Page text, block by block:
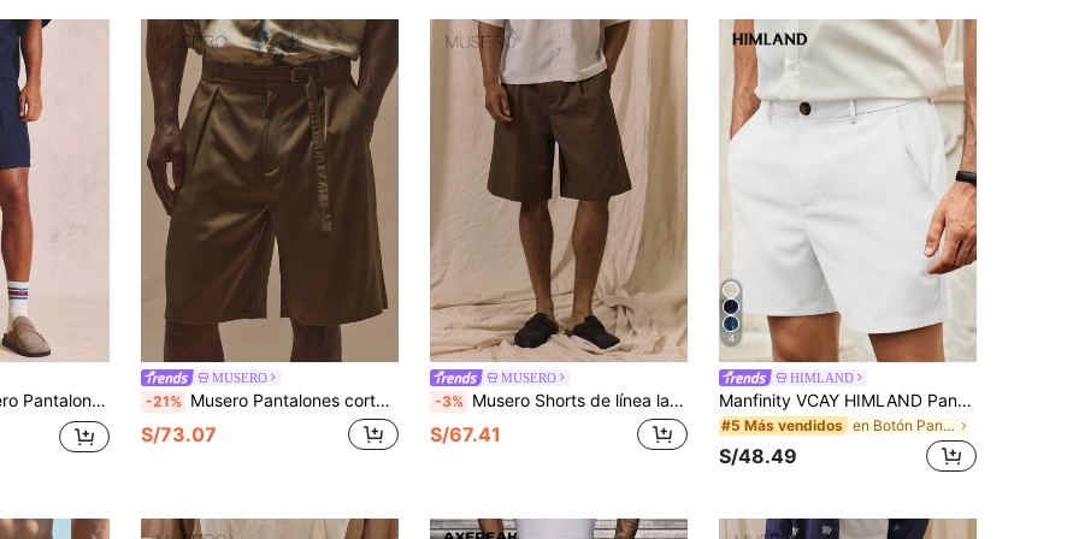
angulares delanteros, trabillas para cinturón, esenciales de primavera y verano, solo pantalones cortos coordinados
MUSERO
-21% Musero Pantalones cortos plisados con cinturón de estilo inteligente, de línea larga y holgados, esenciales de primavera y verano para vacaciones
S/73.07
MUSERO
-3% Musero Shorts de línea larga con pliegues delanteros y cierre de botones, esenciales de primavera y verano
S/67.41
4
HIMLAND
Manfinity VCAY HIMLAND Pantalones cortos casuales para hombre con cremallera, estilo de negocios y de oficina, unicolor, con bolsillos, versátiles, fáciles de combinar, esenciales para el armario de verano, look relajado, básico diario, prenda imprescindible, estilo versátil, pantalones cortos lisos para hombre, vacaciones, regalos del Día del Padre, fútbol
#5 Más vendidos en Botón Pantalones cortos para hombre
S/48.49